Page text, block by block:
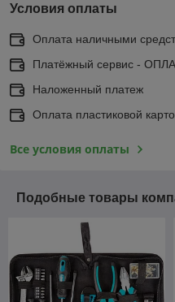
Условия оплаты
Оплата наличными
Платёжный сервис -
Наложенный платеж
Оплата пластиковой
Все условия оплаты
Подобные товары